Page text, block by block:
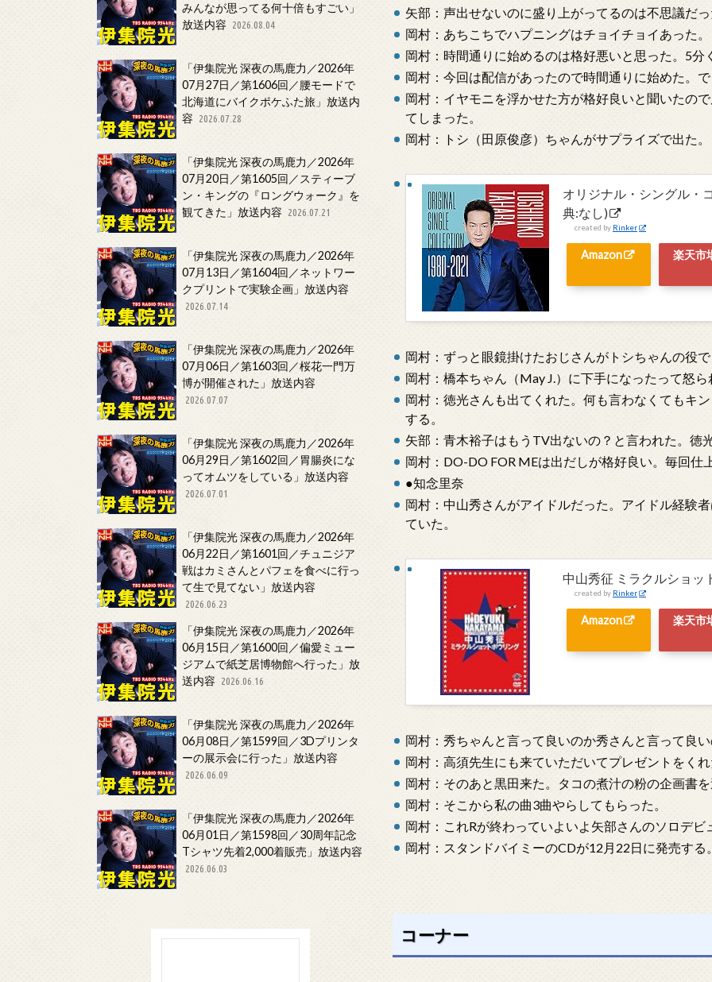
矢部：声出せないのに盛り上がってるのは不思議だ
岡村：あちこちでハプニングはチョイチョイあった。
岡村：時間通りに始めるのは格好悪いと思った。5
岡村：今回は配信があったので時間通りに始めた。
岡村：イヤモニを浮かせた方が格好良いと聞いたの
てしまった。
岡村：トシ（田原俊彦）ちゃんがサプライズで出た
オリジナル・シングル・
典:なし)
created by Rinker
Amazon 楽天市
岡村：ずっと眼鏡掛けたおじさんがトシちゃんの役
岡村：橋本ちゃん（May J.）に下手になったって怒
岡村：徳光さんも出てくれた。何も言わなくてもキ
する。
矢部：青木裕子はもうTV出ないの？と言われた。徳
岡村：DO-DO FOR MEは出だしが格好良い。毎回仕
●知念里奈
岡村：中山秀さんがアイドルだった。アイドル経験
ていた。
中山秀征 ミラクルショッ
created by Rinker
Amazon 楽天市
岡村：秀ちゃんと言って良いのか秀さんと言って良
岡村：高須先生にも来ていただいてプレゼントをく
岡村：そのあと黒田来た。タコの煮汁の粉の企画書
岡村：そこから私の曲3曲やらしてもらった。
岡村：これRが終わっていよいよ矢部さんのソロデビ
岡村：スタンドバイミーのCDが12月22日に発売する
コーナー
みんなが思ってる何十倍もすごい」
放送内容
2026.08.04
「伊集院光 深夜の馬鹿力／2026年
07月27日／第1606回／腰モードで
北海道にバイクポケふた旅」放送内
容
2026.07.28
「伊集院光 深夜の馬鹿力／2026年
07月20日／第1605回／スティーブ
ン・キングの『ロングウォーク』を
観てきた」放送内容
2026.07.21
「伊集院光 深夜の馬鹿力／2026年
07月13日／第1604回／ネットワー
クプリントで実験企画」放送内容
2026.07.14
「伊集院光 深夜の馬鹿力／2026年
07月06日／第1603回／桜花一門万
博が開催された」放送内容
2026.07.07
「伊集院光 深夜の馬鹿力／2026年
06月29日／第1602回／胃腸炎にな
ってオムツをしている」放送内容
2026.07.01
「伊集院光 深夜の馬鹿力／2026年
06月22日／第1601回／チュニジア
戦はカミさんとパフェを食べに行っ
て生で見てない」放送内容
2026.06.23
「伊集院光 深夜の馬鹿力／2026年
06月15日／第1600回／偏愛ミュー
ジアムで紙芝居博物館へ行った」放
送内容
2026.06.16
「伊集院光 深夜の馬鹿力／2026年
06月08日／第1599回／3Dプリンタ
ーの展示会に行った」放送内容
2026.06.09
「伊集院光 深夜の馬鹿力／2026年
06月01日／第1598回／30周年記念
Tシャツ先着2,000着販売」放送内容
2026.06.03